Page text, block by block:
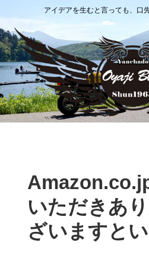
アイデアを生むと言っても、口
いただきあ
ざいますと